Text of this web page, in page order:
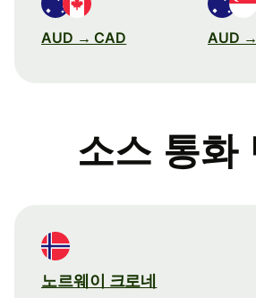
AUD → CAD AUD
소스 통화
노르웨이 크로네